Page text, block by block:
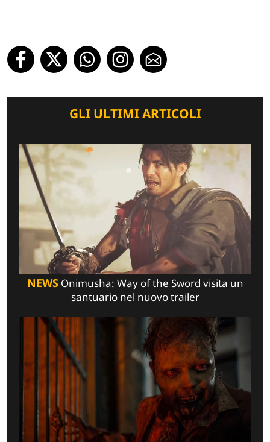
GLI ULTIMI ARTICOLI
NEWSOnimusha: Way of the Sword visita un
santuario nel nuovo trailer